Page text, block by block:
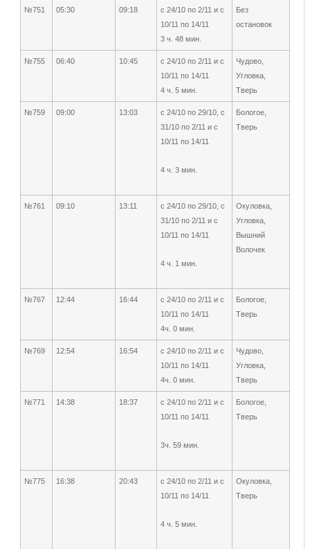
№751 05:30 09:18
с 24/10 по 2/11 и с
10/11 по 14/11
3 ч. 48 мин.
Без
остановок
№755 06:40 10:45
с 24/10 по 2/11 и с
10/11 по 14/11
4 ч. 5 мин.
Чудово,
Угловка,
Тверь
№759 09:00 13:03
с 24/10 по 29/10, с
31/10 по 2/11 и с
10/11 по 14/11
4 ч. 3 мин.
Бологое,
Тверь
№761 09:10 13:11
с 24/10 по 29/10, с
31/10 по 2/11 и с
10/11 по 14/11
4 ч. 1 мин.
Окуловка,
Угловка,
Вышний
Волочек
№767 12:44 16:44
с 24/10 по 2/11 и с
10/11 по 14/11
4ч. 0 мин.
Бологое,
Тверь
№769 12:54 16:54
с 24/10 по 2/11 и с
10/11 по 14/11
4ч. 0 мин.
Чудово,
Угловка,
Тверь
№771 14:38 18:37
с 24/10 по 2/11 и с
10/11 по 14/11
3ч. 59 мин.
Бологое,
Тверь
№775 16:38 20:43
с 24/10 по 2/11 и с
10/11 по 14/11
4 ч. 5 мин.
Окуловка,
Тверь